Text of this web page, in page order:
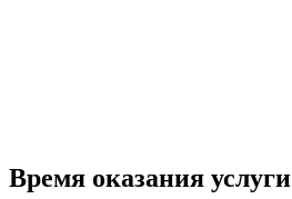
Время оказания услуги